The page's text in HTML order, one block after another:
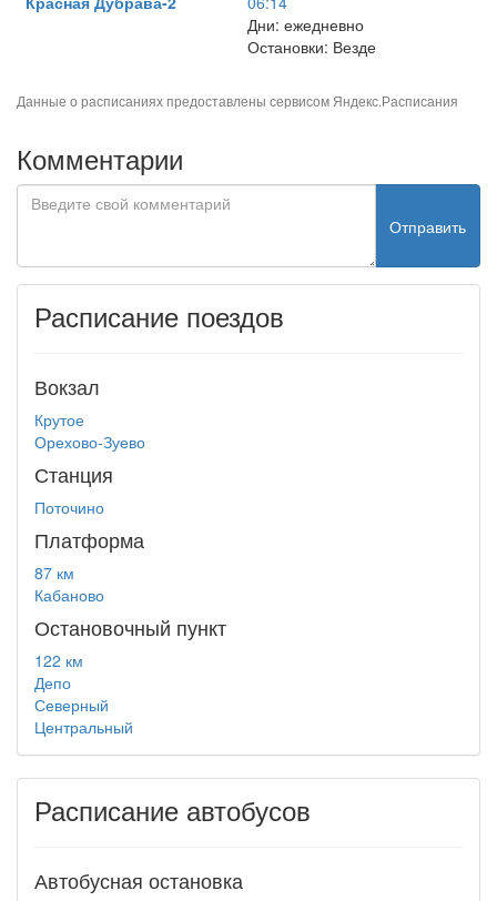
Дни: ежедневно
Остановки: Везде
Данные о расписаниях предоставлены сервисом Яндекс.Расписания
Комментарии
Отправить
Расписание поездов
Вокзал
Крутое
Орехово-Зуево
Станция
Поточино
Платформа
87 км
Кабаново
Остановочный пункт
122 км
Депо
Северный
Центральный
Расписание автобусов
Автобусная остановка